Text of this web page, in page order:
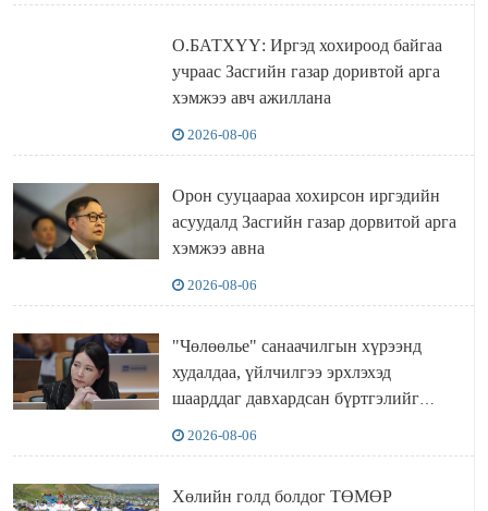
О.БАТХҮҮ: Иргэд хохироод байгаа
учраас Засгийн газар доривтой арга
хэмжээ авч ажиллана
2026-08-06
Орон сууцаараа хохирсон иргэдийн
асуудалд Засгийн газар дорвитой арга
хэмжээ авна
2026-08-06
"Чөлөөлье" санаачилгын хүрээнд
худалдаа, үйлчилгээ эрхлэхэд
шаарддаг давхардсан бүртгэлийг
2026-08-06
Хөлийн голд болдог ТӨМӨР